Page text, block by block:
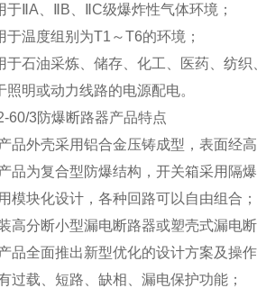
ⅡA、ⅡB、ⅡC级爆炸性气体环境；
温度组别为T1～T6的环境；
石油采炼、储存、化工、医药、纺织
明或动力线路的电源配电。
-60/3防爆断路器产品特点
品外壳采用铝合金压铸成型，表面经
品为复合型防爆结构，开关箱采用隔
模块化设计，各种回路可以自由组合；
高分断小型漏电断路器或塑壳式漏电
品全面推出新型优化的设计方案及操
过载、短路、缺相、漏电保护功能；